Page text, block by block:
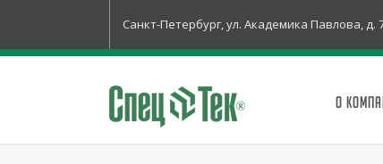
Санкт-Петербург, ул. Академика Павлова, д.
О